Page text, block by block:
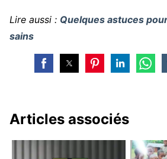
Lire aussi : Quelques astuces
sains
Articles associés